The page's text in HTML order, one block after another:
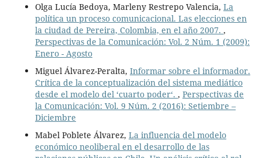
Olga Lucía Bedoya, Marleny Restrepo Valencia, La
política un proceso comunicacional. Las elecciones en
la ciudad de Pereira, Colombia, en el año 2007. ,
Perspectivas de la Comunicación: Vol. 2 Núm. 1 (2009):
Enero - Agosto
Miguel Álvarez-Peralta, Informar sobre el informador.
Crítica de la conceptualización del sistema mediático
desde el modelo del ‘cuarto poder‘. , Perspectivas de
la Comunicación: Vol. 9 Núm. 2 (2016): Setiembre –
Diciembre
Mabel Poblete Álvarez, La influencia del modelo
económico neoliberal en el desarrollo de las